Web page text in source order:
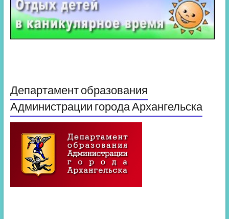
Департамент образования
Администрации города Архангельска